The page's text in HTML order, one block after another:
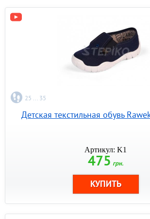
25 ... 35
Детская текстильная обувь
Артикул: K1
475 грн.